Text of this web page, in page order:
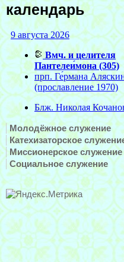
календарь
Молодёжное служение
Катехизаторское
Миссионерское служение
Социальное служение